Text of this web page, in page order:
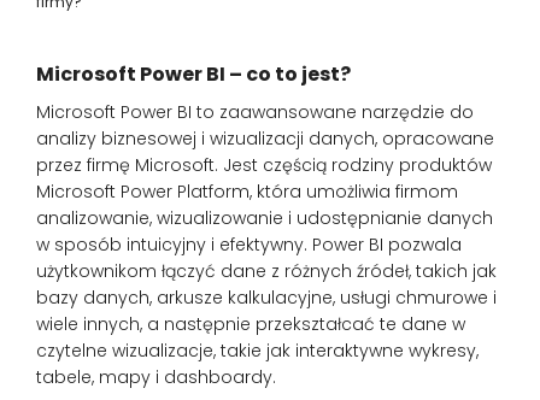
Microsoft Power BI – co to jest?
Microsoft Power BI to zaawansowane narzędzie do
analizy biznesowej i wizualizacji danych, opracowane
przez firmę Microsoft. Jest częścią rodziny produktów
Microsoft Power Platform, która umożliwia firmom
analizowanie, wizualizowanie i udostępnianie danych
w sposób intuicyjny i efektywny. Power BI pozwala
użytkownikom łączyć dane z różnych źródeł, takich jak
bazy danych, arkusze kalkulacyjne, usługi chmurowe i
wiele innych, a następnie przekształcać te dane w
czytelne wizualizacje, takie jak interaktywne wykresy,
tabele, mapy i dashboardy.